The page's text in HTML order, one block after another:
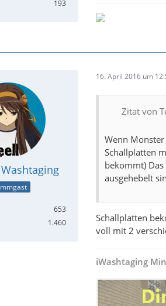
193
653
1.460
16. April 2016 um
Zitat von
Wenn
Schallplatten
bekommt)
ausgehebelt
Schallplatten
voll mit 2
iWashtaging